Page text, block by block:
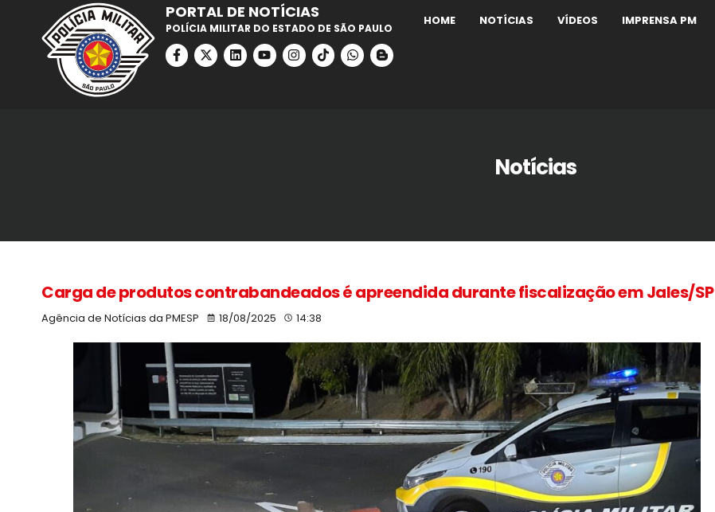
PORTAL DE NOTÍCIAS
POLÍCIA MILITAR DO ESTADO DE SÃO PAULO
HOME NOTÍCIAS VÍDEOS IMPRENSA PM
Notícias
Carga de produtos contrabandeados é apreendida durante fiscalização em Jales/SP
Agência de Notícias da PMESP 18/08/2025 14:38